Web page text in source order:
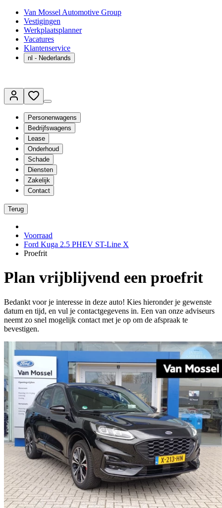
Van Mossel Automotive Group
Vestigingen
Werkplaatsplanner
Vacatures
Klantenservice
nl - Nederlands
Personenwagens
Bedrijfswagens
Lease
Onderhoud
Schade
Diensten
Zakelijk
Contact
Terug
Voorraad
Ford Kuga 2.5 PHEV ST-Line X
Proefrit
Plan vrijblijvend een proefrit
Bedankt voor je interesse in deze auto! Kies hieronder je gewenste
datum en tijd, en vul je contactgegevens in. Een van onze adviseurs
neemt zo snel mogelijk contact met je op om de afspraak te
bevestigen.